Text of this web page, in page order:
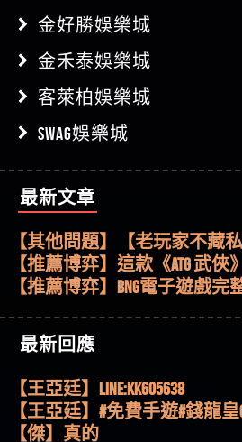
金好勝娛樂城
金禾泰娛樂城
客萊柏娛樂城
SWAG娛樂城
最新文章
【其他問題】用理性數據指
娛樂之旅
【其他問題】【老玩家不藏
這樣挑！RTP、波動率和平
【推薦博弈】這款《ATG 武
過才知道什麼叫超過3萬種中
【推薦博弈】BNG電子遊戲
51,000倍數玩法攻略，輕鬆稱
【其他問題】「拆解力智投
賴zg369」力智投資是不是詐
力智投資是詐騙嗎 南部老翁
回報獲利 請不要在匯款
【其他問題】 【遇天盛商行
zg369】天盛商行詐騙 天盛商
行是真的嗎 天盛商行是詐騙
招教你拿回
【其他問題】 受害者援助賴
大戶e點靈詐騙痛不欲生 大戶
點靈是不是詐騙 大戶e點靈是
【其他問題】 弘記投資詐騙
費討回資金賴zg369】弘記投
【其他問題】 被騙追回賴【
最新回應
【傑】推代理真的好相處
回答
【王亞廷】LINE:kK605638
【王亞廷】#免費手遊#錢龍皇
【傑】真的